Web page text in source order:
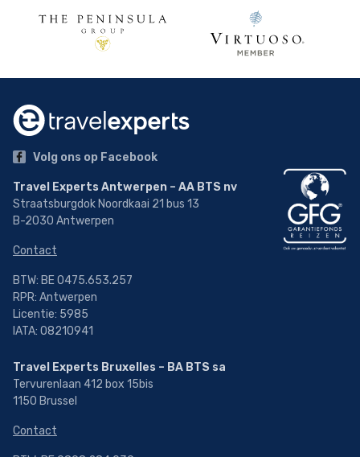
Volg ons op Facebook
Travel Experts Antwerpen – AA BTS nv
Straatsburgdok Noordkaai 21 bus 13
B-2030 Antwerpen
Contact
BTW: BE 0475.653.257
RPR: Antwerpen
Licentie: 5985
IATA: 08210941
Travel Experts Bruxelles – BA BTS sa
Tervurenlaan 412 box 15bis
1150 Brussel
Contact